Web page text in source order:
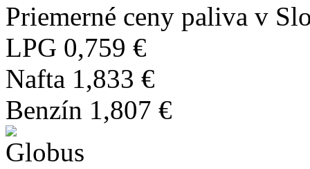
Priemerné ceny paliva v
LPG 0,759 €
Nafta 1,833 €
Benzín 1,807 €